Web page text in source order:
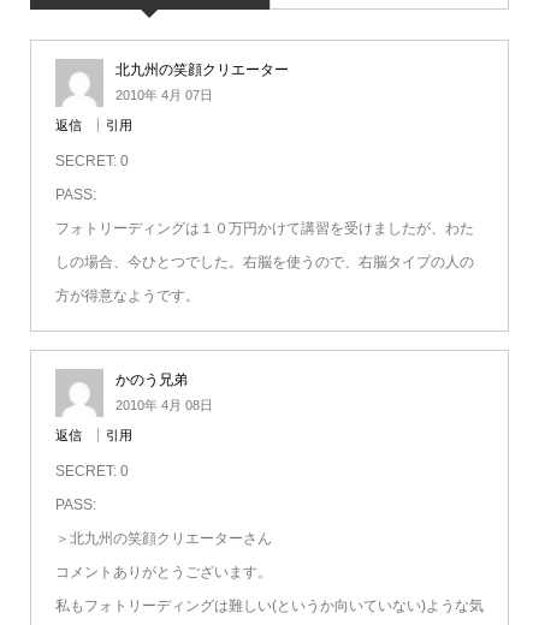
北九州の笑顔クリエーター
2010年 4月 07日
返信 引用
SECRET: 0
PASS:
フォトリーディングは１０万円かけて講習を受けましたが、わた
しの場合、今ひとつでした。右脳を使うので、右脳タイプの人の
方が得意なようです。
かのう兄弟
2010年 4月 08日
返信 引用
SECRET: 0
PASS:
＞北九州の笑顔クリエーターさん
コメントありがとうございます。
私もフォトリーディングは難しい(というか向いていない)ような気